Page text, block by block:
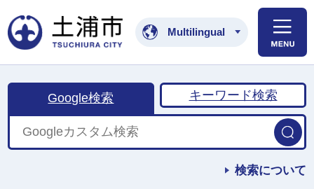
土浦市公式ホームペ
Multilingual
Google検索 キーワード検索
検索について